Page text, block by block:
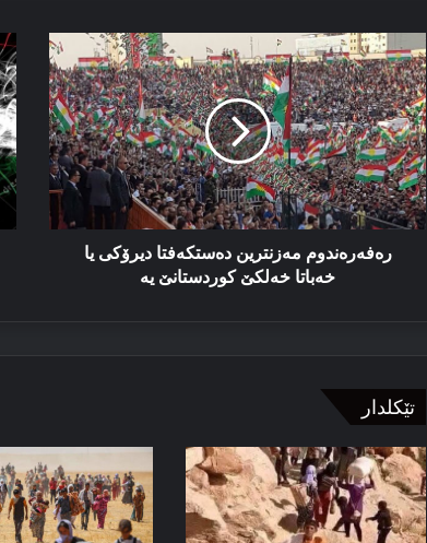
مەسرور بارزانی: دڤێ ئەم هەموو ب هەڤ را کاربکن
رەفەرەندوم
مەزنترین
دەستكەفتا
دیرۆكی
یا
خەباتا
خەلكێ
كوردستانێ
یە
رەفەرەندوم مەزنترین دەستكەفتا دیرۆكی یا
خەباتا خەلكێ كوردستانێ یە
تێکلدار